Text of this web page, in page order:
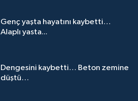
Genç yaşta hayatını kaybetti…
Alaplı yasta...
Dengesini kaybetti… Beton zemine
düştü…